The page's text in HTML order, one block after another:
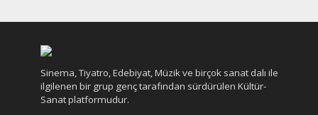
Sinema, Tiyatro, Edebiyat, Müzik ve birçok sanat dalı ile
ilgilenen bir grup genç tarafından sürdürülen Kültür-
Sanat platformudur.